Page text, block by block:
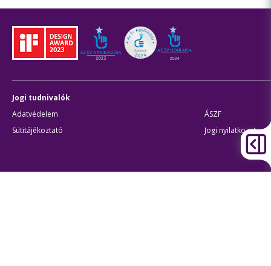
Jogi tudnivalók
Adatvédelem
ÁSZF
Sütitájékoztató
Jogi nyilatkozat